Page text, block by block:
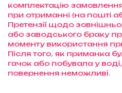
комплектацію
при отриманні (на пошті
Претензії щодо
або заводського браку
моменту використання
Після того, як приманка
гачок або побувала у
повернення неможливі.